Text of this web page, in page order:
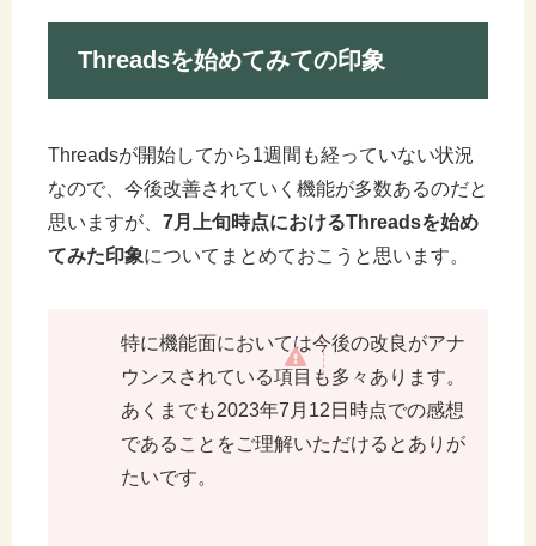
Threadsを始めてみての印象
Threadsが開始してから1週間も経っていない状況
なので、今後改善されていく機能が多数あるのだと
思いますが、 7月上旬時点におけるThreadsを始め
てみた印象についてまとめておこうと思います。
特に機能面においては今後の改良がアナ
ウンスされている項目も多々あります。
あくまでも2023年7月12日時点での感想
であることをご理解いただけるとありが
たいです。